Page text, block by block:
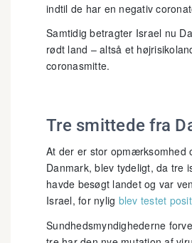
indtil de har en negativ
Samtidig betragter Israel nu
rødt land – altså et
coronasmitte.
Tre smittede fra
At der er stor opmærksomhed
Danmark, blev tydeligt, da tre
havde besøgt landet og var
Israel, for nylig blev testet
Sundhedsmyndighederne